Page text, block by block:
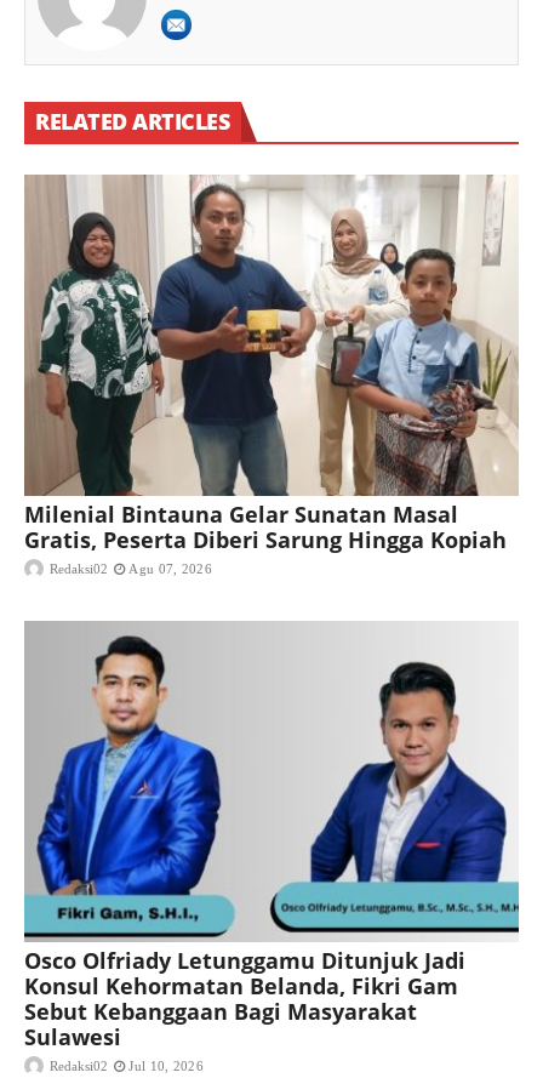
RELATED ARTICLES
Milenial Bintauna Gelar Sunatan Masal
Gratis, Peserta Diberi Sarung Hingga Kopiah
Redaksi02 Agu 07, 2026
Osco Olfriady Letunggamu Ditunjuk Jadi
Konsul Kehormatan Belanda, Fikri Gam
Sebut Kebanggaan Bagi Masyarakat
Sulawesi
Redaksi02 Jul 10, 2026